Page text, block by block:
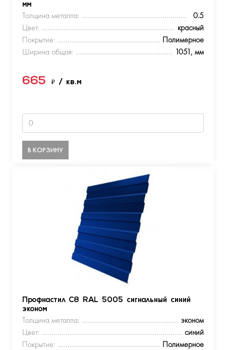
мм
Толщина металла:
0.5
Цвет:
красный
Покрытие:
Полимерное
Ширина общая:
1051, мм
665 ₽ / кв.м
В КОРЗИНУ
Профнастил С8 RAL 5005 сигнальный синий
эконом
Толщина металла:
эконом
Цвет:
синий
Покрытие:
Полимерное